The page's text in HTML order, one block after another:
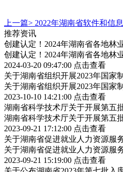
上一篇> 2022年湖南省软件和信
推荐资讯
创建认定！2024年湖南省各地林
创建认定！2024年湖南省各地林
2024-03-20 09:47:00 点击查看
关于湖南省组织开展2023年国家
关于湖南省组织开展2023年国家
2023-10-10 14:21:00 点击查看
湖南省科学技术厅关于开展第五
湖南省科学技术厅关于开展第五
2023-09-21 17:12:00 点击查看
关于湖南省促进就业人力资源服
关于湖南省促进就业人力资源服
2023-09-21 15:19:00 点击查看